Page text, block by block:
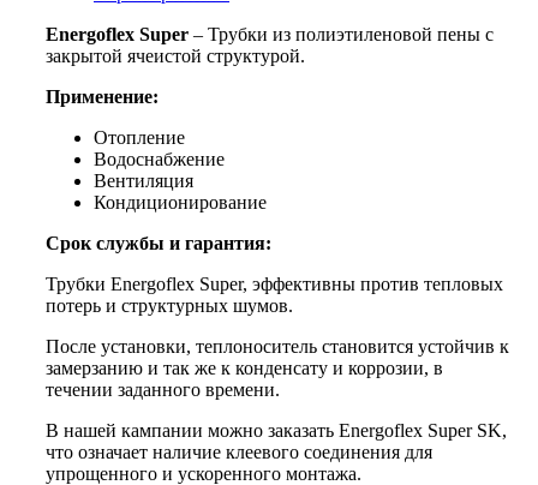
Energoflex Super – Трубки из полиэтиленовой пены с
закрытой ячеистой структурой.
Применение:
Отопление
Водоснабжение
Вентиляция
Кондиционирование
Срок службы и гарантия:
Трубки Energoflex Super, эффективны против тепловых
потерь и структурных шумов.
После установки, теплоноситель становится устойчив к
замерзанию и так же к конденсату и коррозии, в
течении заданного времени.
В нашей кампании можно заказать Energoflex Super SK,
что означает наличие клеевого соединения для
упрощенного и ускоренного монтажа.